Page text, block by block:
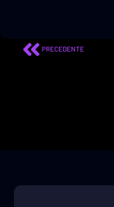
PRECEDENTE